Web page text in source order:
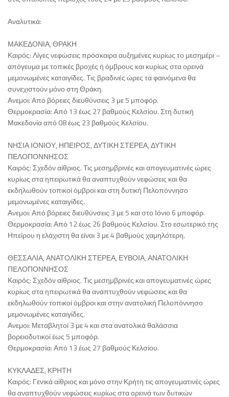
Αναλυτικά:
ΜΑΚΕΔΟΝΙΑ, ΘΡΑΚΗ
Καιρός: Λίγες νεφώσεις πρόσκαιρα αυξημένες κυρίως το μεσημέρι –
απόγευμα με τοπικές βροχές ή όμβρους και κυρίως στα ορεινά
μεμονωμένες καταιγίδες. Τις βραδινές ώρες τα φαινόμενα θα
συνεχιστούν μόνο στη Θράκη.
Ανεμοι: Από βόρειες διευθύνσεις 3 με 5 μποφόρ.
Θερμοκρασία: Από 13 έως 27 βαθμούς Κελσίου. Στη δυτική
Μακεδονία από 08 έως 23 βαθμούς Κελσίου.
ΝΗΣΙΑ ΙΟΝΙΟΥ, ΗΠΕΙΡΟΣ, ΔΥΤΙΚΗ ΣΤΕΡΕΑ, ΔΥΤΙΚΗ
ΠΕΛΟΠΟΝΝΗΣΟΣ
Καιρός: Σχεδόν αίθριος. Τις μεσημβρινές και απογευματινές ώρες
κυρίως στα ηπειρωτικά θα αναπτυχθούν νεφώσεις και θα
εκδηλωθούν τοπικοί όμβροι και στη δυτική Πελοπόννησο
μεμονωμένες καταιγίδες.
Ανεμοι: Από βόρειες διευθύνσεις 3 με 5 και στο Ιόνιο 6 μποφόρ.
Θερμοκρασία: Από 12 έως 26 βαθμούς Κελσίου. Στο εσωτερικό της
Ηπείρου η ελάχιστη θα είναι 3 με 4 βαθμούς χαμηλότερη.
ΘΕΣΣΑΛΙΑ, ΑΝΑΤΟΛΙΚΗ ΣΤΕΡΕΑ, ΕΥΒΟΙΑ, ΑΝΑΤΟΛΙΚΗ
ΠΕΛΟΠΟΝΝΗΣΟΣ
Καιρός: Σχεδόν αίθριος. Τις μεσημβρινές και απογευματινές ώρες
κυρίως στα ηπειρωτικά θα αναπτυχθούν νεφώσεις και θα
εκδηλωθούν τοπικοί όμβροι και στην ανατολική Πελοπόννησο
μεμονωμένες καταιγίδες.
Ανεμοι: Μεταβλητοί 3 με 4 και στα ανατολικά θαλάσσια
βορειοδυτικοί έως 5 μποφόρ.
Θερμοκρασία: Από 13 έως 27 βαθμούς Κελσίου.
ΚΥΚΛΑΔΕΣ, ΚΡΗΤΗ
Καιρός: Γενικά αίθριος και μόνο στην Κρήτη τις απογευματινές ώρες
θα αναπτυχθούν νεφώσεις κυρίως στα ορεινά των δυτικών